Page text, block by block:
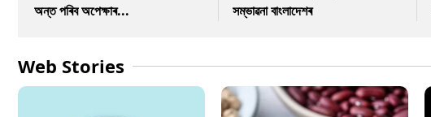
অন্ত পৰিব অপেক্ষাৰ...
সম্ভাৱনা বাংলাদেশৰ
Web Stories